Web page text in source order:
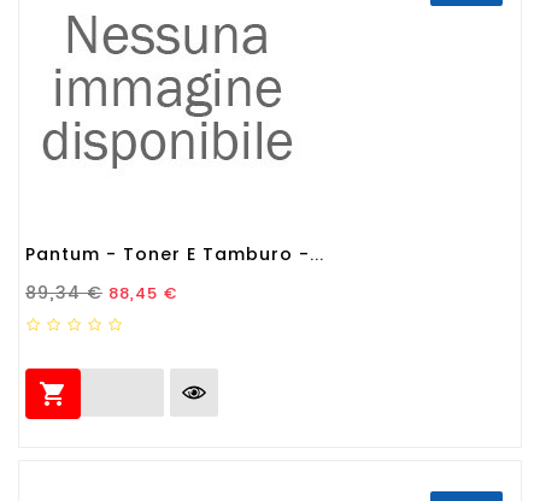
Pantum - Toner E Tamburo -...
Prezzo Standard
89,34 € Prezzo
88,45 €
